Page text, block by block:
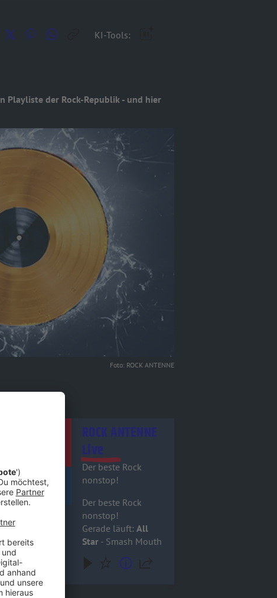
KI-Tools:
Playliste der Rock-Republik - und hier
Foto: ROCK ANTENNE
ROCK ANTENNE
Live
Der beste Rock
nonstop!
Der beste Rock
nonstop!
Gerade läuft: All
Star - Smash Mouth